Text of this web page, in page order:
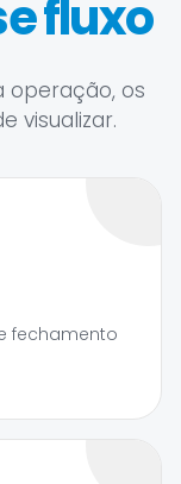
fluxo
operação, os
visualizar.
fechamento